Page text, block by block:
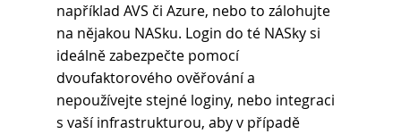
například AVS či Azure, nebo to zálohujte
na nějakou NASku. Login do té NASky si
ideálně zabezpečte pomocí
dvoufaktorového ověřování a
nepoužívejte stejné loginy, nebo integraci
s vaší infrastrukturou, aby v případě